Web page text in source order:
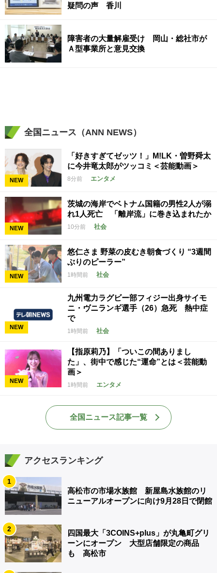
疑問の声 香川
障害者の大量解雇受け 岡山・総社市が
Ａ型事業所と意見交換
全国ニュース（ANN NEWS）
NEW
「好きすぎてゼッツ！」M!LK・曽野舜太
に今井竜太郎がツッコミ＜芸能動画＞
8分前 エンタメ
NEW
茨城の海岸でベトナム国籍の男性2人が溺
れ1人死亡 「離岸流」に巻き込まれたか
10分前 社会
NEW
悠仁さま 野菜の皮むき朝食づくり “3週間
ぶりのピーラー”
1時間前 社会
NEW
九州電力ラグビー部フィジー出身サイモ
ニ・ヴニランギ選手（26）急死 熱中症
で
1時間前 社会
NEW
【指原莉乃】「ついこの間ありまし
た」、街中で感じた“運命”とは＜芸能動
画＞
1時間前 エンタメ
全国ニュース記事一覧
アクセスランキング
1
高松市の市場水族館 新屋島水族館のリ
ニューアルオープンに向け9月28日で閉館
2
四国最大「3COINS+plus」が丸亀町グリ
ーンにオープン 大型店舗限定の商品
も 高松市